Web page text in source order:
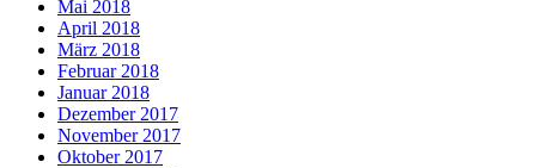
Mai 2018
April 2018
März 2018
Februar 2018
Januar 2018
Dezember 2017
November 2017
Oktober 2017